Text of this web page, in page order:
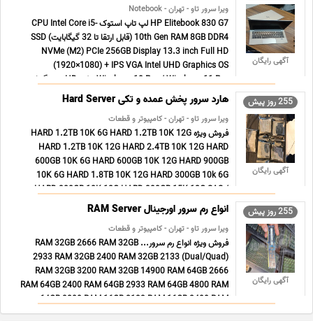
آگهی رایگان
ویرا سرور تاو - تهران - Notebook
HP Elitebook 830 G7 لپ تاپ استوک CPU Intel Core i5-
10th Gen RAM 8GB DDR4 (قابل ارتقا تا 32 گیگابایت) SSD
NVMe (M2) PCIe 256GB Display 13.3 inch Full HD
(1920×1080) + IPS VGA Intel UHD Graphics OS
Windows 10 Pro / Windows 11 Pro وبکم HD، حسگر اثر
انگشت، اتصالات Wi-Fi 6، بلوتوث 5.0 ... ...
255 روز پیش
آگهی رایگان
هارد سرور پخش عمده و تکی Hard Server
ویرا سرور تاو - تهران - کامپیوتر و قطعات
فروش ویژه HARD 1.2TB 10K 6G HARD 1.2TB 10K 12G
HARD 1.2TB 10K 12G HARD 2.4TB 10K 12G HARD
600GB 10K 6G HARD 600GB 10K 12G HARD 900GB
10K 6G HARD 1.8TB 10K 12G HARD 300GB 10k 6G
HARD 300GB 10K 12G HARD 300GB 15K 12G SAS /
...
255 روز پیش
آگهی رایگان
انواع رم سرور اورجینال RAM Server
ویرا سرور تاو - تهران - کامپیوتر و قطعات
فروش ویژه انواع رم سرور... RAM 32GB 2666 RAM 32GB
2933 RAM 32GB 2400 RAM 32GB 2133 (Dual/Quad)
RAM 32GB 3200 RAM 32GB 14900 RAM 64GB 2666
RAM 64GB 2400 RAM 64GB 2933 RAM 64GB 4800 RAM
64GB 3200 RAM 16GB 2133 RAM 16GB 2400 RAM
16GB 2666 RAM 16GB 2933 RAM 16GB 14900 RAM